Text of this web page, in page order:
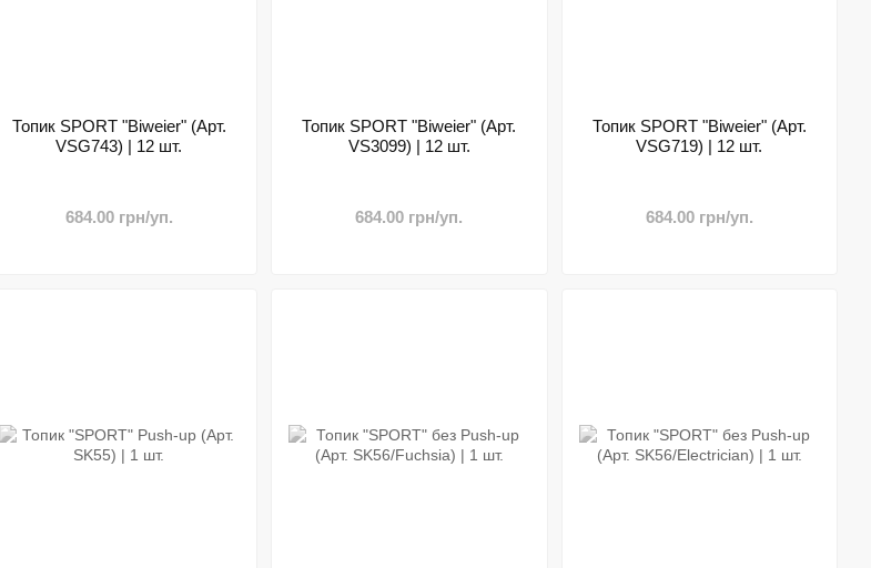
Топик SPORT "Biweier" (Арт.
VSG743) | 12 шт.
684.00 грн/уп.
Топик SPORT "Biweier" (Арт.
VS3099) | 12 шт.
684.00 грн/уп.
Топик SPORT "Biweier" (Арт.
VSG719) | 12 шт.
684.00 грн/уп.